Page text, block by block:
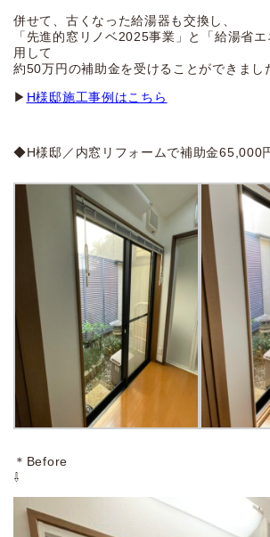
併せて、古くなった給湯器も交換し、
「先進的窓リノベ2025事業」と「給湯省
用して
約50万円の補助金を受けることができまし
▶ H様邸施工事例はこちら
◆H様邸／内窓リフォームで補助金65,000
＊Before
⇩